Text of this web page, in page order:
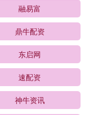
融易富
鼎牛配资
东启网
速配资
神牛资讯